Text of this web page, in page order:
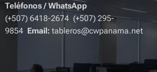
Teléfonos/WhatsApp
(+507) 6418-2674 (+507) 295-
9854 Email: tableros@cwpanama.net